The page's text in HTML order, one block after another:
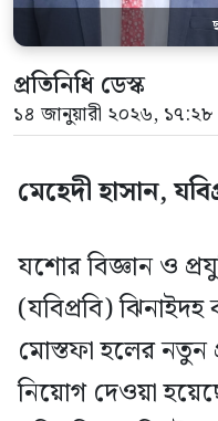
প্রতিনিধি ডেস্ক
১৪ জানুয়ারী ২০২৬, ১৭:২৮
মেহেদী হাসান,
যশোর বিজ্ঞান ও
(যবিপ্রবি)
মোস্তফা হলের নতুন
নিয়োগ দেওয়া